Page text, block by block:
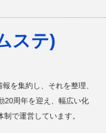
ステ)
を集約し、それを整理、
20周年を迎え、幅広い化
で運営しています。